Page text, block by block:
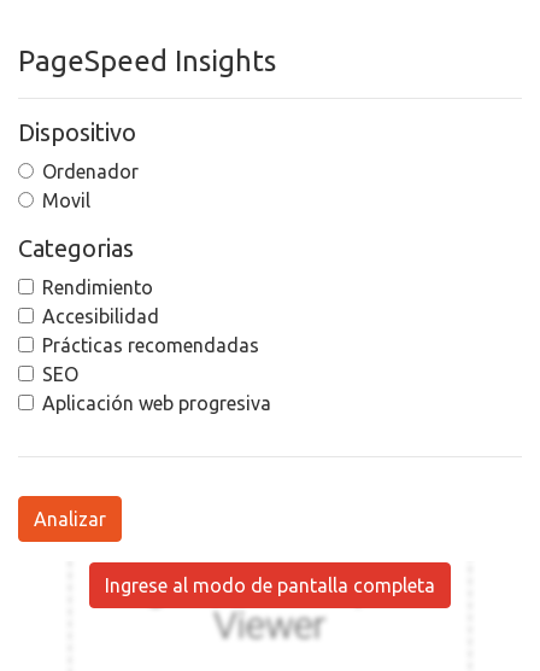
PageSpeed Insights
Dispositivo
Ordenador
Movil
Categorias
Rendimiento
Accesibilidad
Prácticas recomendadas
SEO
Aplicación web progresiva
Analizar
Ingrese al modo de pantalla completa